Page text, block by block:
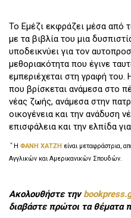
Το Εμέζι εκφράζει μέσα από
με τα βιβλία του μια
υποδεικνύει για τον
μεθοριακότητα που έγινε
εμπεριέχεται στη γραφή
που βρίσκεται ανάμεσα στο
νέας ζωής, ανάμεσα στην
οικογένεια και την ανάδυση
επισφάλεια και την ελπίδα
＊ Η ΦΑΝΗ ΧΑΤΖΗ είναι μεταφράστρια,
Αγγλικών και Αμερικανικών Σπουδών.
Ακολουθήστε την
διαβάστε πρώτοι τα θέματα